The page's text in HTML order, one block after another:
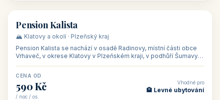
🏡 penzion
Pension Kalista
🏔️ Klatovy a okolí · Plzeňský kraj
Pension Kalista se nachází v osadě Radinovy, místní části obce
Vrhaveč, v okrese Klatovy v Plzeňském kraji, v podhůří Šumavy
CENA OD
590 Kč
/ noc / os.
Vhodné pro
🏨 Levné ubytování